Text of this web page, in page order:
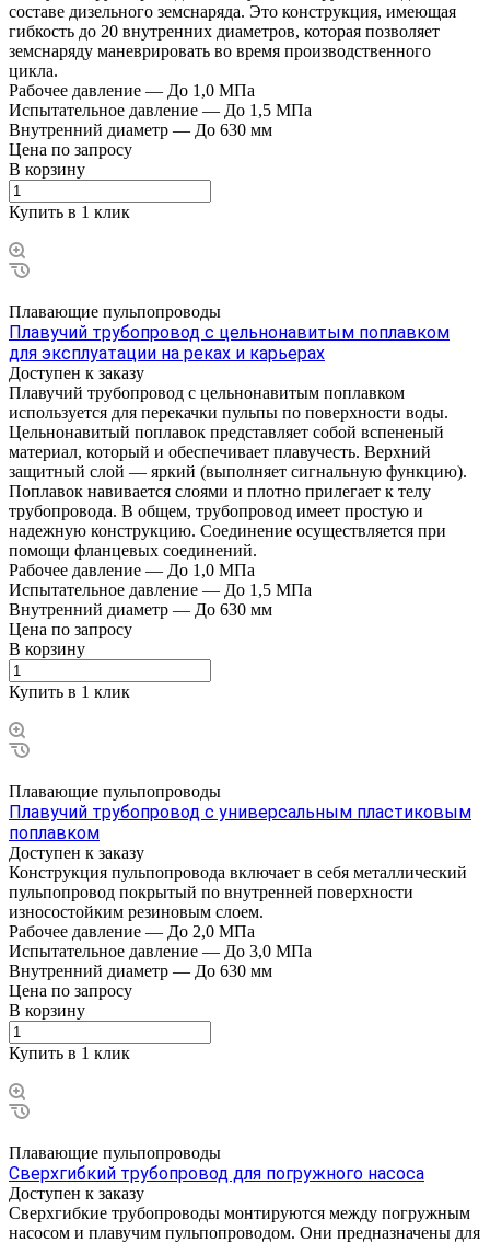
составе дизельного земснаряда. Это конструкция, имеющая
гибкость до 20 внутренних диаметров, которая позволяет
земснаряду маневрировать во время производственного
цикла.
Рабочее давление — До 1,0 МПа
Испытательное давление — До 1,5 МПа
Внутренний диаметр — До 630 мм
Цена по запросу
В корзину
Купить в 1 клик
Плавающие пульпопроводы
Плавучий трубопровод с цельнонавитым поплавком
для эксплуатации на реках и карьерах
Доступен к заказу
Плавучий трубопровод с цельнонавитым поплавком
используется для перекачки пульпы по поверхности воды.
Цельнонавитый поплавок представляет собой вспененый
материал, который и обеспечивает плавучесть. Верхний
защитный слой — яркий (выполняет сигнальную функцию).
Поплавок навивается слоями и плотно прилегает к телу
трубопровода. В общем, трубопровод имеет простую и
надежную конструкцию. Соединение осуществляется при
помощи фланцевых соединений.
Рабочее давление — До 1,0 МПа
Испытательное давление — До 1,5 МПа
Внутренний диаметр — До 630 мм
Цена по запросу
В корзину
Купить в 1 клик
Плавающие пульпопроводы
Плавучий трубопровод с универсальным пластиковым
поплавком
Доступен к заказу
Конструкция пульпопровода включает в себя металлический
пульпопровод покрытый по внутренней поверхности
износостойким резиновым слоем.
Рабочее давление — До 2,0 МПа
Испытательное давление — До 3,0 МПа
Внутренний диаметр — До 630 мм
Цена по запросу
В корзину
Купить в 1 клик
Плавающие пульпопроводы
Сверхгибкий трубопровод для погружного насоса
Доступен к заказу
Сверхгибкие трубопроводы монтируются между погружным
насосом и плавучим пульпопроводом. Они предназначены для